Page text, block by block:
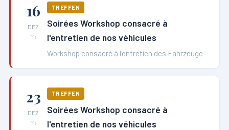
16
DEZ
Mi
TREFFEN
Soirées Workshop consacré à
l'entretien de nos véhicules
Workshop consacré à l'entretien des Fahrzeuge
23
DEZ
Mi
TREFFEN
Soirées Workshop consacré à
l'entretien de nos véhicules